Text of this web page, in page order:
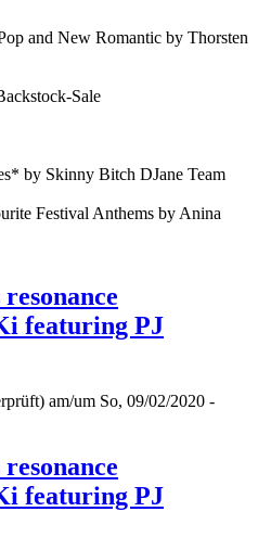
and New Romantic by Thorsten
Sale
by Skinny Bitch DJane Team
Festival Anthems by Anina
featuring PJ
am/um So, 09/02/2020 -
featuring PJ